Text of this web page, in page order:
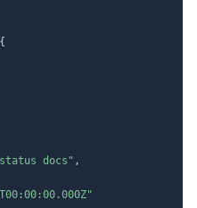
{
status docs" ,